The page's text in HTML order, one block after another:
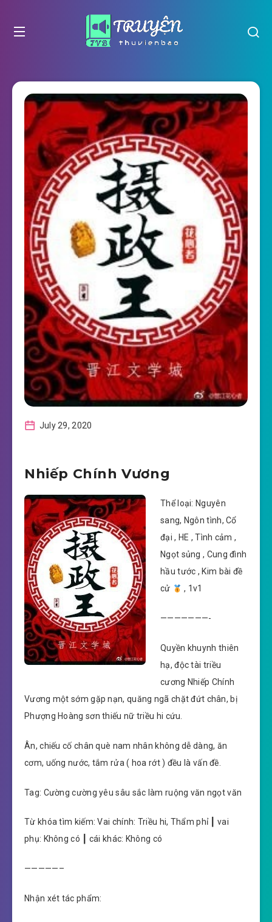
July 29, 2020
Nhiếp Chính Vương
Thể loại: Nguyên
sang, Ngôn tình, Cổ
đại , HE , Tình cảm ,
Ngọt sủng , Cung đình
hầu tước , Kim bài đề
cử
, 1v1
———————-
Quyền khuynh thiên
hạ, độc tài triều
cương Nhiếp Chính
Vương một sớm gặp nạn, quăng ngã chặt đứt chân, bị
Phượng Hoàng sơn thiếu nữ triều hi cứu.
Ân, chiếu cố chân què nam nhân không dễ dàng, ăn
cơm, uống nước, tắm rửa ( hoa rớt ) đều là vấn đề.
Tag: Cường cường yêu sâu sắc làm ruộng văn ngọt văn
Từ khóa tìm kiếm: Vai chính: Triều hi, Thẩm phỉ ┃ vai
phụ: Không có ┃ cái khác: Không có
—————–
Nhận xét tác phẩm: